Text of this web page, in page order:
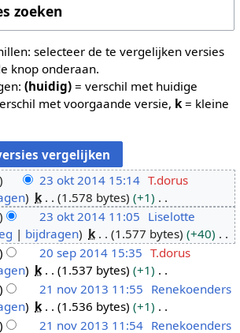
zoeken
selecteer de te vergelijken versies
knop onderaan.
(huidig)= verschil met huidige
met voorgaande versie, k= kleine
23 okt 2014 15:14 T.dorus
k 1.578 bytes
+1
23 okt 2014 11:05 Liselotte
bijdragen k 1.577 bytes
+40
20 sep 2014 15:35 T.dorus
k 1.537 bytes
+1
21 nov 2013 11:55 Renekoenders
k 1.536 bytes
+1
21 nov 2013 11:54 Renekoenders